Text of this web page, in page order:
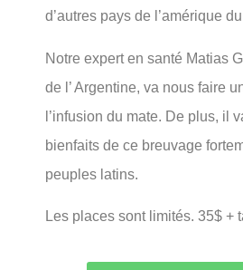
d’autres pays de l’amérique
Notre expert en santé Matias
de l’ Argentine, va nous faire
l’infusion du mate. De plus, il
bienfaits de ce breuvage
peuples latins.
Les places sont limités. 35$ +